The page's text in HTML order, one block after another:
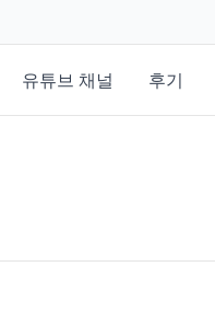
유튜브 채널 후기